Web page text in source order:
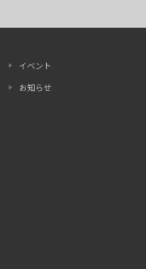
イベント
お知らせ